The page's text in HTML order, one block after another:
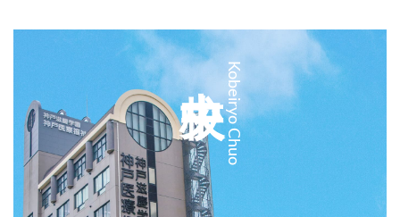
Kobeiryo Chuo